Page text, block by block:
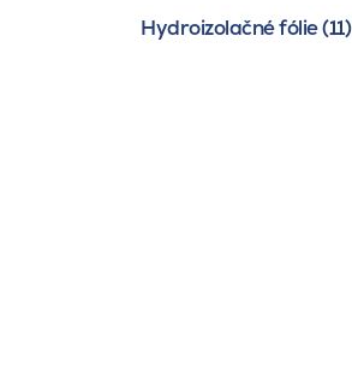
Hydroizolačné fólie (11)